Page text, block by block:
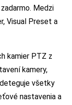
Medzi
Visual Preset a
kamier PTZ z
kamery,
všetky
nastavenia a